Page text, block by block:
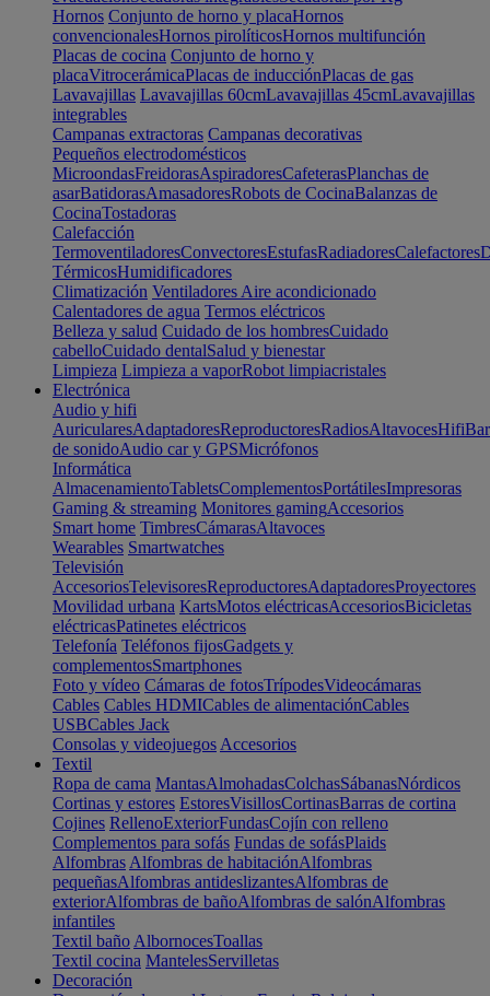
Hornos Conjunto de horno y placaHornos
convencionalesHornos pirolíticosHornos multifunción
Placas de cocina Conjunto de horno y
placaVitrocerámicaPlacas de inducciónPlacas de gas
Lavavajillas Lavavajillas 60cmLavavajillas 45cmLavavajillas
integrables
Campanas extractoras Campanas decorativas
Pequeños electrodomésticos
MicroondasFreidorasAspiradoresCafeterasPlanchas de
asarBatidorasAmasadoresRobots de CocinaBalanzas de
CocinaTostadoras
Calefacción
TermoventiladoresConvectoresEstufasRadiadoresCalefactores
TérmicosHumidificadores
Climatización Ventiladores Aire acondicionado
Calentadores de agua Termos eléctricos
Belleza y salud Cuidado de los hombresCuidado
cabelloCuidado dentalSalud y bienestar
Limpieza Limpieza a vaporRobot limpiacristales
Electrónica
Audio y hifi
AuricularesAdaptadoresReproductoresRadiosAltavocesHifi
de sonidoAudio car y GPSMicrófonos
Informática
AlmacenamientoTabletsComplementosPortátilesImpresoras
Gaming & streaming Monitores gamingAccesorios
Smart home TimbresCámarasAltavoces
Wearables Smartwatches
Televisión
AccesoriosTelevisoresReproductoresAdaptadoresProyectores
Movilidad urbana KartsMotos eléctricasAccesoriosBicicletas
eléctricasPatinetes eléctricos
Telefonía Teléfonos fijosGadgets y
complementosSmartphones
Foto y vídeo Cámaras de fotosTrípodesVideocámaras
Cables Cables HDMICables de alimentaciónCables
USBCables Jack
Consolas y videojuegos Accesorios
Textil
Ropa de cama MantasAlmohadasColchasSábanasNórdicos
Cortinas y estores EstoresVisillosCortinasBarras de cortina
Cojines RellenoExteriorFundasCojín con relleno
Complementos para sofás Fundas de sofásPlaids
Alfombras Alfombras de habitaciónAlfombras
pequeñasAlfombras antideslizantesAlfombras de
exteriorAlfombras de bañoAlfombras de salónAlfombras
infantiles
Textil baño AlbornocesToallas
Textil cocina MantelesServilletas
Decoración